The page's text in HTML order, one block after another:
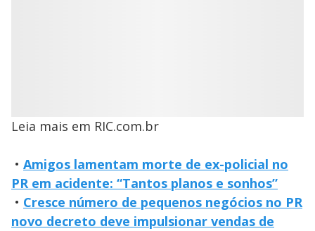
Leia mais em RIC.com.br
• Amigos lamentam morte de ex-policial no
PR em acidente: “Tantos planos e sonhos”
• Cresce número de pequenos negócios no PR
novo decreto deve impulsionar vendas de